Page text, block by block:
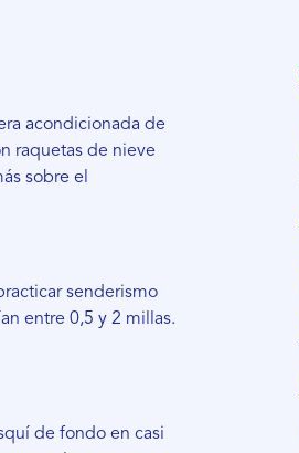
acondicionada de
raquetas de nieve
sobre el
senderismo
entre 0,5 y 2 millas.
de fondo en casi